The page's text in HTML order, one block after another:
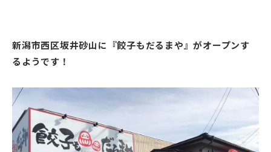
新潟市西区坂井砂山に『餃子もだるまや』がオープンす
るようです！